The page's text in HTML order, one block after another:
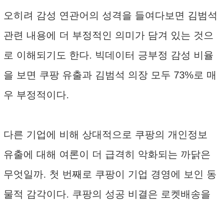
오히려 감성 연관어의 성격을 들여다보면 김범석
관련 내용에 더 부정적인 의미가 담겨 있는 것으
로 이해되기도 한다. 빅데이터 긍부정 감성 비율
을 보면 쿠팡 유출과 김범석 의장 모두 73%로 매
우 부정적이다.
다른 기업에 비해 상대적으로 쿠팡의 개인정보
유출에 대해 여론이 더 급격히 악화되는 까닭은
무엇일까. 첫 번째로 쿠팡이 기업 경영에 보인 동
물적 감각이다. 쿠팡의 성공 비결은 로켓배송을